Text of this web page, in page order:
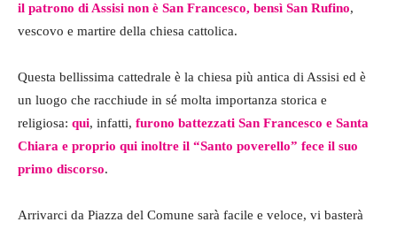
il patrono di Assisi non è San Francesco, bensì San Rufino,
vescovo e martire della chiesa cattolica.
Questa bellissima cattedrale è la chiesa più antica di Assisi ed è
un luogo che racchiude in sé molta importanza storica e
religiosa: qui, infatti, furono battezzati San Francesco e Santa
Chiara e proprio qui inoltre il “Santo poverello” fece il suo
primo discorso.
Arrivarci da Piazza del Comune sarà facile e veloce, vi basterà